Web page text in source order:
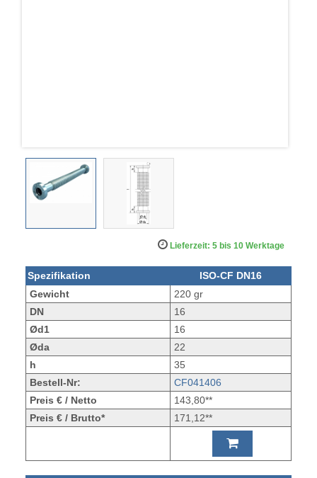
Lieferzeit: 5 bis 10 Werktage
Spezifikation
ISO-CF DN16
Gewicht
220 gr
DN
16
Ød1
16
Øda
22
h
35
Bestell-Nr:
CF041406
Preis € / Netto
143,80**
Preis € / Brutto*
171,12**